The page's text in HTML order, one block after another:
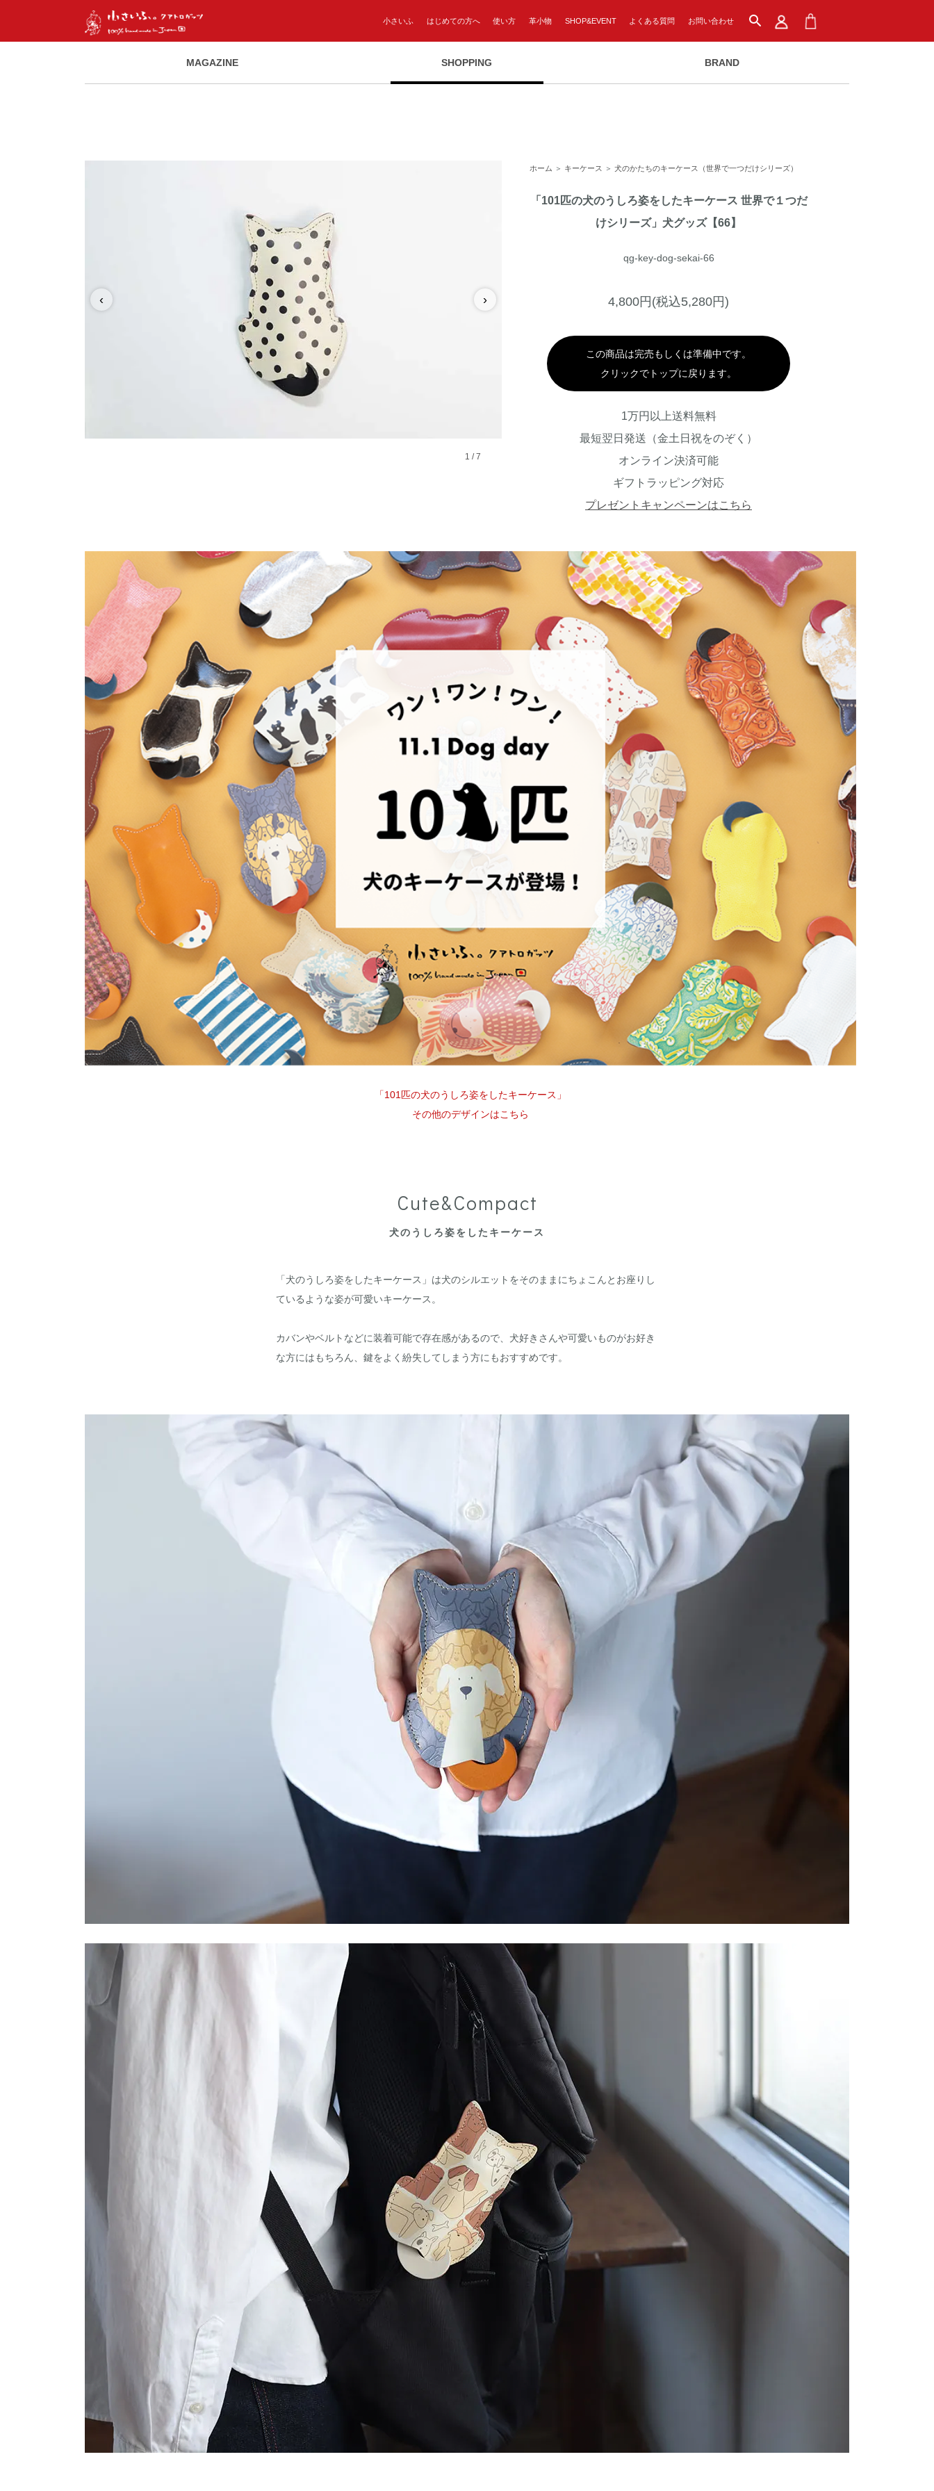
小さいふ はじめての方へ 使い方 革小物 SHOP&EVENT よくある質問 お問い合わせ search
MAGAZINE SHOPPING BRAND
‹ ›
1 /7
ホーム ＞ キーケース ＞ 犬のかたちのキーケース（世界で一つだけシリーズ）
「101匹の犬のうしろ姿をしたキーケース 世界で１つだ
けシリーズ」犬グッズ【66】
qg-key-dog-sekai-66
4,800円(税込5,280円)
この商品は完売もしくは準備中です。
クリックでトップに戻ります。
1万円以上送料無料
最短翌日発送（金土日祝をのぞく）
オンライン決済可能
ギフトラッピング対応
プレゼントキャンペーンはこちら
「101匹の犬のうしろ姿をしたキーケース」
その他のデザインはこちら
Cute&Compact
犬のうしろ姿をしたキーケース
「犬のうしろ姿をしたキーケース」は犬のシルエットをそのままにちょこんとお座りし
ているような姿が可愛いキーケース。
カバンやベルトなどに装着可能で存在感があるので、犬好きさんや可愛いものがお好き
な方にはもちろん、鍵をよく紛失してしまう方にもおすすめです。